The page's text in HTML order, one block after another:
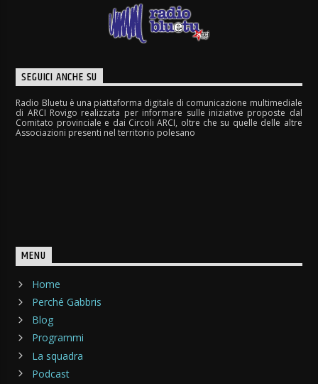
SEGUICI ANCHE SU
Radio Bluetu è una piattaforma digitale di comunicazione multimediale
di ARCI Rovigo realizzata per informare sulle iniziative proposte dal
Comitato provinciale e dai Circoli ARCI, oltre che su quelle delle altre
Associazioni presenti nel territorio polesano
MENU
Home
Perché Gabbris
Blog
Programmi
La squadra
Podcast